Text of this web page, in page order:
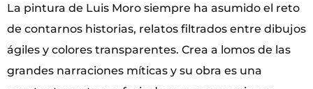
La pintura de Luis Moro siempre ha asumido el reto
de contarnos historias, relatos filtrados entre dibujos
ágiles y colores transparentes. Crea a lomos de las
grandes narraciones míticas y su obra es una